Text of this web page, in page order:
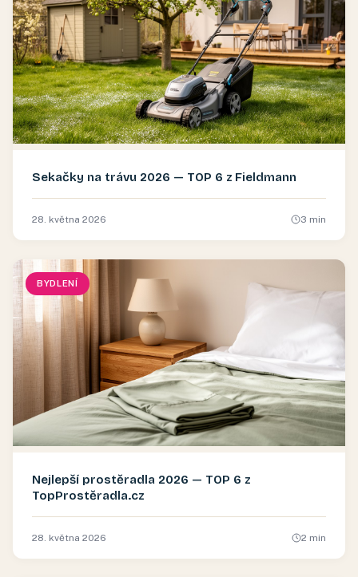
Sekačky na trávu 2026 — TOP 6 z Fieldmann
28. května 2026 3 min
BYDLENÍ
Nejlepší prostěradla 2026 — TOP 6 z
TopProstěradla.cz
28. května 2026 2 min